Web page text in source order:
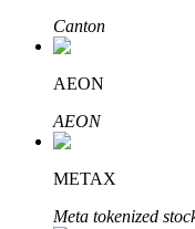
Canton
AEON
AEON
METAX
Meta tokenized